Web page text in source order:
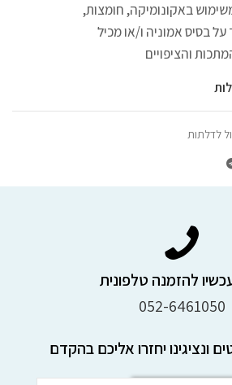
באקונומיקה, חומצות,
בסיס אמוניה ו/או מכיל
והציפויים
לדלתות
עכשיו להזמנה טלפונית
052-6461050
ונציגינו יחזרו אליכם בהקדם